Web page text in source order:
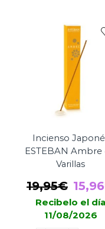
Fleur
Cerisier
cantidad
Incienso
ESTEBAN Ambre
Varillas
19,95€ El
precio
15,96
Recibelo el día
11/08/2026